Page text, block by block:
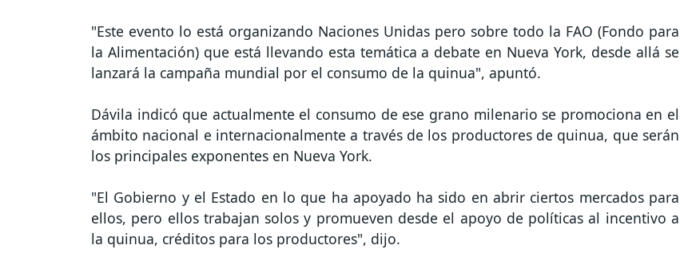
"Este evento lo está organizando Naciones Unidas pero sobre todo la FAO (Fondo para
la Alimentación) que está llevando esta temática a debate en Nueva York, desde allá se
lanzará la campaña mundial por el consumo de la quinua", apuntó.
Dávila indicó que actualmente el consumo de ese grano milenario se promociona en el
ámbito nacional e internacionalmente a través de los productores de quinua, que serán
los principales exponentes en Nueva York.
"El Gobierno y el Estado en lo que ha apoyado ha sido en abrir ciertos mercados para
ellos, pero ellos trabajan solos y promueven desde el apoyo de políticas al incentivo a
la quinua, créditos para los productores", dijo.